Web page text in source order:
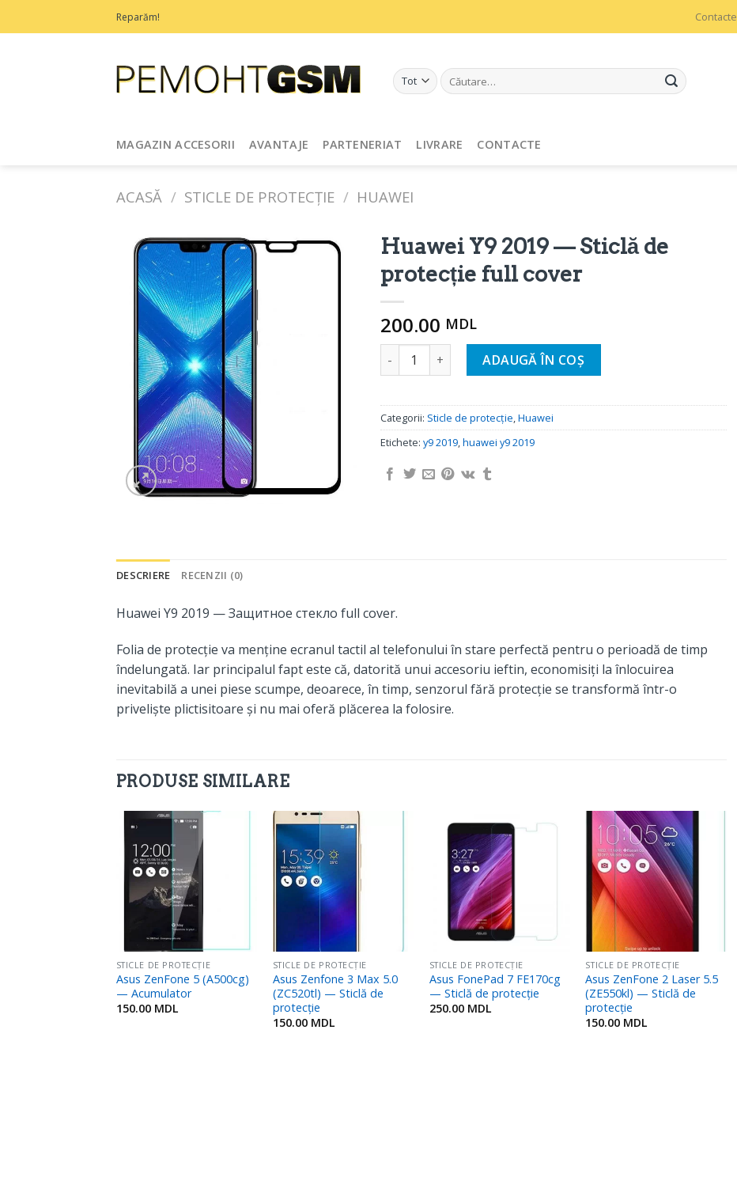
la
Reparăm! Contacte
Caută
după:
MAGAZIN ACCESORII AVANTAJE PARTENERIAT LIVRARE CONTACTE
ACASĂ / STICLE DE PROTECȚIE / HUAWEI
Huawei Y9 2019 — Sticlă de
protecție full cover
200.00 MDL
Cantitate Huawei Y9 2019 - Защитное стекло full cover
ADAUGĂ ÎN COȘ
Categorii: Sticle de protecție,Huawei
Etichete: y9 2019,huawei y9 2019
DESCRIERE RECENZII (0)
Huawei Y9 2019 — Защитное стекло full cover.
Folia de protecție va menține ecranul tactil al telefonului în stare perfectă pentru o perioadă de timp
îndelungată. Iar principalul fapt este că, datorită unui accesoriu ieftin, economisiți la înlocuirea
inevitabilă a unei piese scumpe, deoarece, în timp, senzorul fără protecție se transformă într-o
priveliște plictisitoare și nu mai oferă plăcerea la folosire.
PRODUSE SIMILARE
STICLE DE PROTECȚIE
Asus ZenFone 5 (A500cg)
— Acumulator
150.00 MDL
STICLE DE PROTECȚIE
Asus Zenfone 3 Max 5.0
(ZC520tl) — Sticlă de
protecție
150.00 MDL
STICLE DE PROTECȚIE
Asus FonePad 7 FE170cg
— Sticlă de protecție
250.00 MDL
Adaugă
în
Favorite
STICLE DE PROTECȚIE
Asus ZenFone 2 Laser 5.5
(ZE550kl) — Sticlă de
protecție
150.00 MDL